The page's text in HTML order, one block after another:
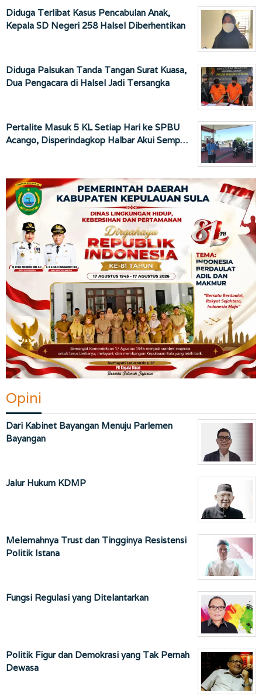
Diduga Terlibat Kasus Pencabulan Anak,
Kepala SD Negeri 258 Halsel Diberhentikan
Diduga Palsukan Tanda Tangan Surat Kuasa,
Dua Pengacara di Halsel Jadi Tersangka
Pertalite Masuk 5 KL Setiap Hari ke SPBU
Acango, Disperindagkop Halbar Akui Semp…
Opini
Dari Kabinet Bayangan Menuju Parlemen
Bayangan
Jalur Hukum KDMP
Melemahnya Trust dan Tingginya Resistensi
Politik Istana
Fungsi Regulasi yang Ditelantarkan
Politik Figur dan Demokrasi yang Tak Pernah
Dewasa